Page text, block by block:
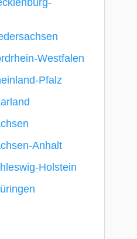
Westfalen
Pfalz
Anhalt
Holstein